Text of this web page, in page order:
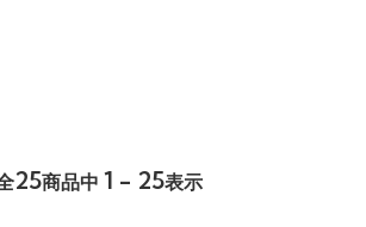
25商品中 1 - 25表示